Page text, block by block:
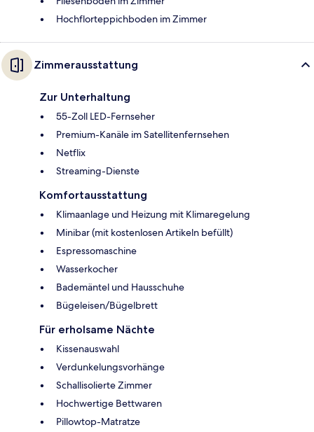
Hochflorteppichboden im Zimmer
Zimmerausstattung
Zur Unterhaltung
55-Zoll LED-Fernseher
Premium-Kanäle im Satellitenfernsehen
Netflix
Streaming-Dienste
Komfortausstattung
Klimaanlage und Heizung mit Klimaregelung
Minibar (mit kostenlosen Artikeln befüllt)
Espressomaschine
Wasserkocher
Bademäntel und Hausschuhe
Bügeleisen/Bügelbrett
Für erholsame Nächte
Kissenauswahl
Verdunkelungsvorhänge
Schallisolierte Zimmer
Hochwertige Bettwaren
Pillowtop-Matratze